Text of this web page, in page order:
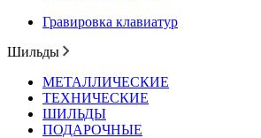
Гравировка клавиатур
Шильды
МЕТАЛЛИЧЕСКИЕ
ТЕХНИЧЕСКИЕ
ШИЛЬДЫ
ПОДАРОЧНЫЕ